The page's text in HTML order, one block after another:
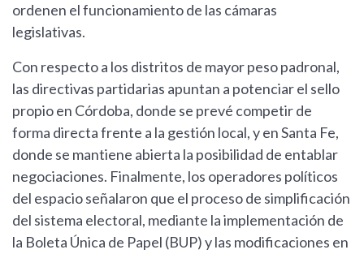
ordenen el funcionamiento de las cámaras
legislativas.
Con respecto a los distritos de mayor peso padronal,
las directivas partidarias apuntan a potenciar el sello
propio en Córdoba, donde se prevé competir de
forma directa frente a la gestión local, y en Santa Fe,
donde se mantiene abierta la posibilidad de entablar
negociaciones. Finalmente, los operadores políticos
del espacio señalaron que el proceso de simplificación
del sistema electoral, mediante la implementación de
la Boleta Única de Papel (BUP) y las modificaciones en